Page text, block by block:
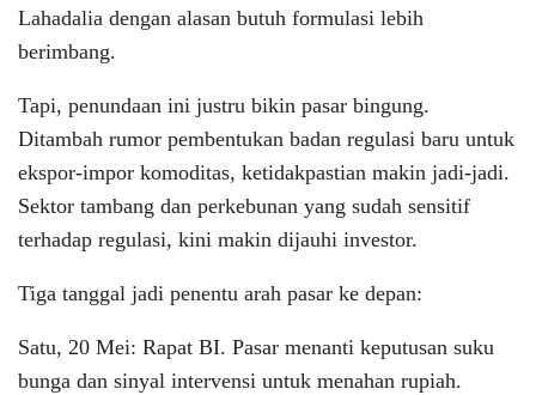
Lahadalia dengan alasan butuh formulasi lebih
berimbang.
Tapi, penundaan ini justru bikin pasar bingung.
Ditambah rumor pembentukan badan regulasi baru untuk
ekspor-impor komoditas, ketidakpastian makin jadi-jadi.
Sektor tambang dan perkebunan yang sudah sensitif
terhadap regulasi, kini makin dijauhi investor.
Tiga tanggal jadi penentu arah pasar ke depan:
Satu, 20 Mei: Rapat BI. Pasar menanti keputusan suku
bunga dan sinyal intervensi untuk menahan rupiah.